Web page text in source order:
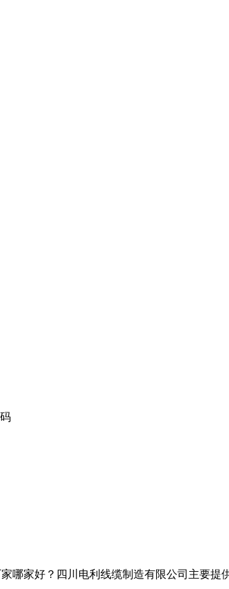
哪家好？四川电利线缆制造有限公司主要